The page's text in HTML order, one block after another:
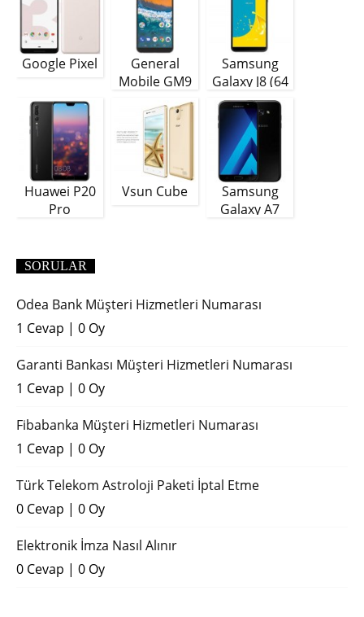
Google Pixel
General
Mobile GM9
Samsung
Galaxy J8 (64
GB)
Huawei P20
Pro
Vsun Cube
Samsung
Galaxy A7
SORULAR
Odea Bank Müşteri Hizmetleri Numarası
1 Cevap | 0 Oy
Garanti Bankası Müşteri Hizmetleri Numarası
1 Cevap | 0 Oy
Fibabanka Müşteri Hizmetleri Numarası
1 Cevap | 0 Oy
Türk Telekom Astroloji Paketi İptal Etme
0 Cevap | 0 Oy
Elektronik İmza Nasıl Alınır
0 Cevap | 0 Oy